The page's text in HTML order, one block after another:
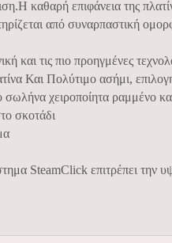
καθαρή επιφάνεια της
από συναρπαστική
τις πιο προηγμένες
Και Πολύτιμο ασήμι,
χειροποίητα ραμμένο
σκοτάδι
SteamClick επιτρέπει την